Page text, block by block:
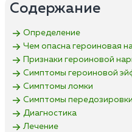
Содержание
Определение
Чем опасна героиновая
Признаки героиновой
Симптомы героиновой
Симптомы ломки
Симптомы передозировки
Диагностика
Лечение